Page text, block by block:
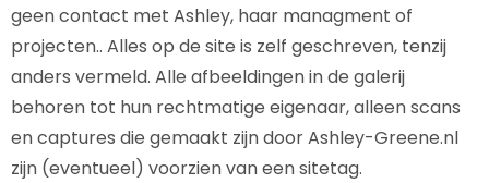
geen contact met Ashley, haar managment of
projecten.. Alles op de site is zelf geschreven, tenzij
anders vermeld. Alle afbeeldingen in de galerij
behoren tot hun rechtmatige eigenaar, alleen scans
en captures die gemaakt zijn door Ashley-Greene.nl
zijn (eventueel) voorzien van een sitetag.